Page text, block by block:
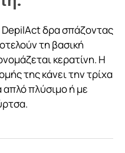
δρα σπάζοντας
τη βασική
κερατίνη. Η
της κάνει την τρίχα
απλό πλύσιμο ή με